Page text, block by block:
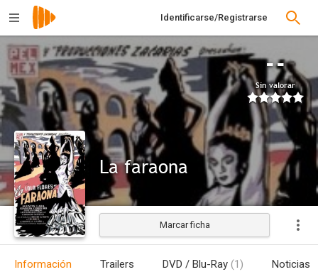
Identificarse/Registrarse
--
Sin valorar
La faraona
Estrenada
Marcar ficha
Información Trailers DVD / Blu-Ray (1) Noticias